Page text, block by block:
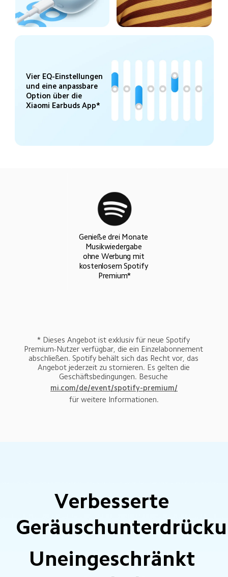
Vier EQ-Einstellungen
und eine anpassbare
Option über die
Xiaomi Earbuds App*
Genieße drei Monate
Musikwiedergabe
ohne Werbung mit
kostenlosem Spotify
Premium*
* Dieses Angebot ist exklusiv für neue Spotify
Premium-Nutzer verfügbar, die ein Einzelabonnement
abschließen. Spotify behält sich das Recht vor, das
Angebot jederzeit zu stornieren. Es gelten die
Geschäftsbedingungen. Besuche
mi.com/de/event/spotify-premium/
für weitere Informationen.
Verbesserte
Uneingeschränkt